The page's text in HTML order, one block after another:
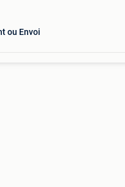
ou Envoi